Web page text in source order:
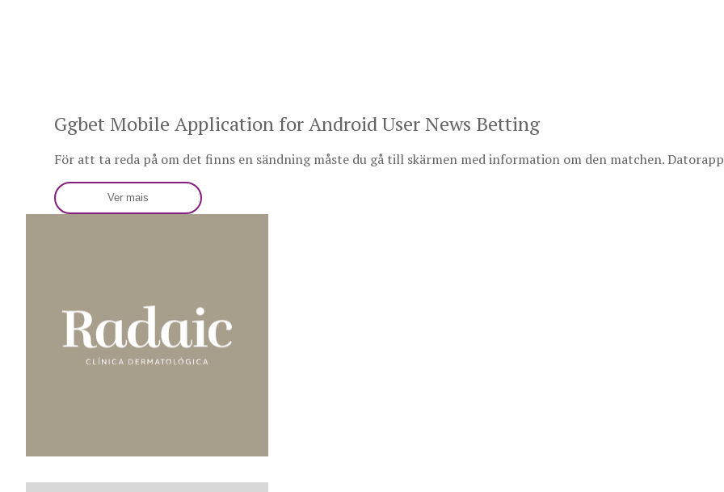
Ggbet Mobile Application for Android User News Betting
För att ta reda på om det finns en sändning måste du gå till skärmen med information om den matchen.
Ver mais